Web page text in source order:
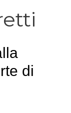
di